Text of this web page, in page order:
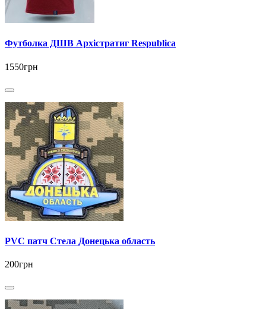
Футболка ДШВ Архістратиг Respublica
1550грн
PVC патч Стела Донецька область
200грн